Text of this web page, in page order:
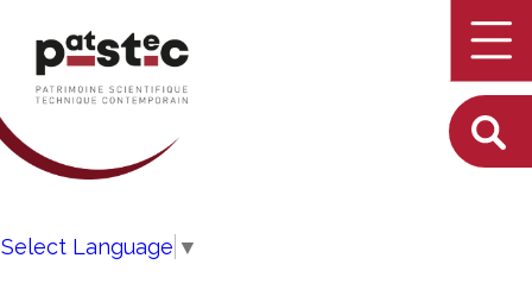
Select Language ▼